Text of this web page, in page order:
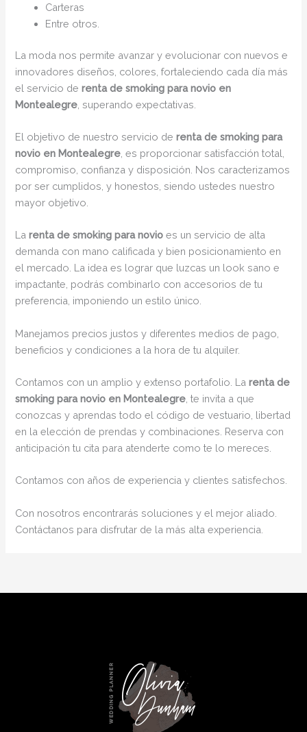
Carteras
Entre otros.
La moda nos permite avanzar y evolucionar con nuevos e
innovadores diseños, colores, fortaleciendo cada día más
el servicio derenta de smoking para novio en
Montealegre , superando expectativas.
El objetivo de nuestro servicio derenta de smoking para
novio en Montealegre , es proporcionar satisfacción total,
compromiso, confianza y disposición. Nos caracterizamos
por ser cumplidos, y honestos, siendo ustedes nuestro
mayor objetivo.
Larenta de smoking para novioes un servicio de alta
demanda con mano calificada y bien posicionamiento en
el mercado. La idea es lograr que luzcas un look sano e
impactante, podrás combinarlo con accesorios de tu
preferencia, imponiendo un estilo único.
Manejamos precios justos y diferentes medios de pago,
beneficios y condiciones a la hora de tu alquiler.
Contamos con un amplio y extenso portafolio. Larenta de
smoking para novio en Montealegre , te invita a que
conozcas y aprendas todo el código de vestuario, libertad
en la elección de prendas y combinaciones. Reserva con
anticipación tu cita para atenderte como te lo mereces.
Contamos con años de experiencia y clientes satisfechos.
Con nosotros encontrarás soluciones y el mejor aliado.
Contáctanos para disfrutar de la más alta experiencia.